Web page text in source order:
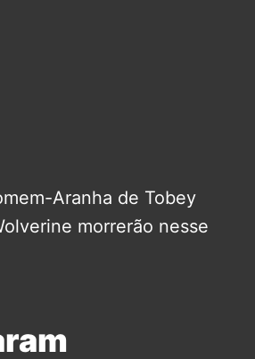
Aranha de Tobey
morrerão nesse